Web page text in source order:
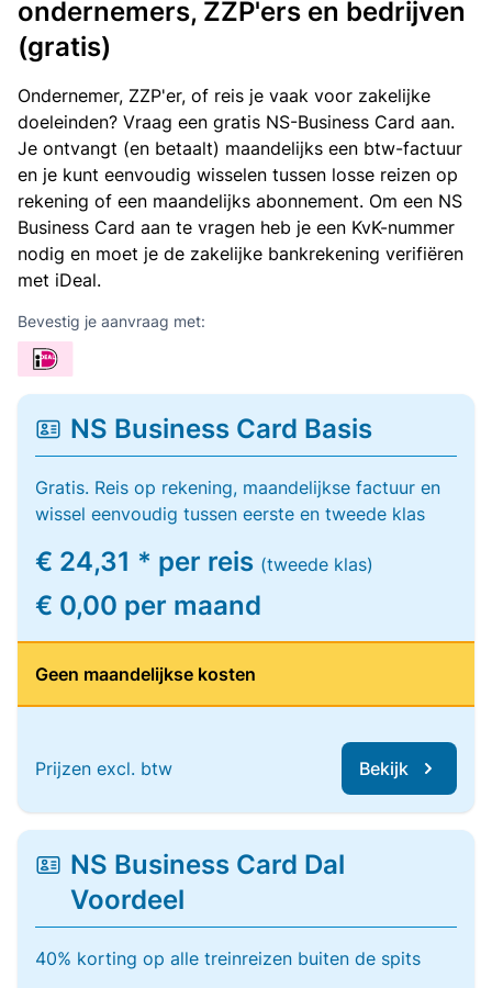
ondernemers, ZZP'ers en bedrijven
(gratis)
Ondernemer, ZZP'er, of reis je vaak voor zakelijke
doeleinden? Vraag een gratis NS-Business Card aan.
Je ontvangt (en betaalt) maandelijks een btw-factuur
en je kunt eenvoudig wisselen tussen losse reizen op
rekening of een maandelijks abonnement. Om een NS
Business Card aan te vragen heb je een KvK-nummer
nodig en moet je de zakelijke bankrekening verifiëren
met iDeal.
Bevestig je aanvraag met:
NS Business Card Basis
Gratis. Reis op rekening, maandelijkse factuur en
wissel eenvoudig tussen eerste en tweede klas
€ 24,31 * per reis (tweede klas)
€ 0,00 per maand
Geen maandelijkse kosten
Prijzen excl. btw Bekijk
NS Business Card Dal
Voordeel
40% korting op alle treinreizen buiten de spits